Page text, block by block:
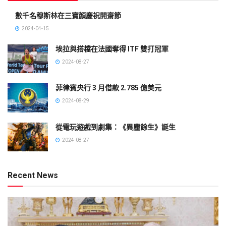
數千名穆斯林在三寶顏慶祝開齋節
2024-04-15
埃拉與搭檔在法國奪得 ITF 雙打冠軍
2024-08-27
菲律賓央行 3 月借款 2.785 億美元
2024-08-29
從電玩遊戲到劇集：《異塵餘生》誕生
2024-08-27
Recent News